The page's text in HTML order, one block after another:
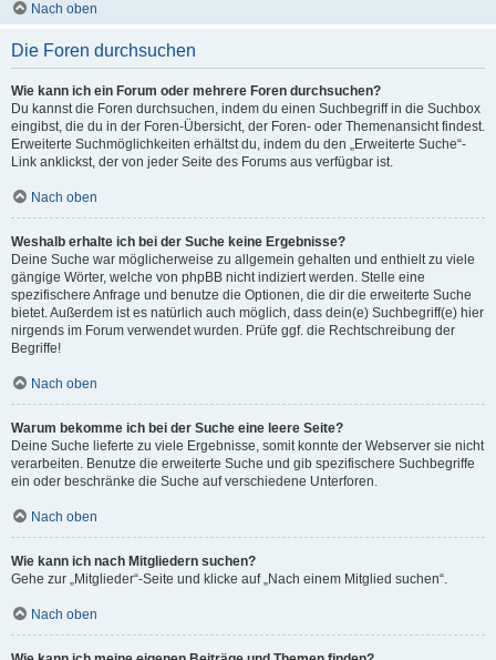
Nach oben
Die Foren durchsuchen
Wie kann ich ein Forum oder mehrere Foren durchsuchen?
Du kannst die Foren durchsuchen, indem du einen Suchbegriff in die Suchbox
eingibst, die du in der Foren-Übersicht, der Foren- oder Themenansicht findest.
Erweiterte Suchmöglichkeiten erhältst du, indem du den „Erweiterte Suche“-
Link anklickst, der von jeder Seite des Forums aus verfügbar ist.
Nach oben
Weshalb erhalte ich bei der Suche keine Ergebnisse?
Deine Suche war möglicherweise zu allgemein gehalten und enthielt zu viele
gängige Wörter, welche von phpBB nicht indiziert werden. Stelle eine
spezifischere Anfrage und benutze die Optionen, die dir die erweiterte Suche
bietet. Außerdem ist es natürlich auch möglich, dass dein(e) Suchbegriff(e) hier
nirgends im Forum verwendet wurden. Prüfe ggf. die Rechtschreibung der
Begriffe!
Nach oben
Warum bekomme ich bei der Suche eine leere Seite?
Deine Suche lieferte zu viele Ergebnisse, somit konnte der Webserver sie nicht
verarbeiten. Benutze die erweiterte Suche und gib spezifischere Suchbegriffe
ein oder beschränke die Suche auf verschiedene Unterforen.
Nach oben
Wie kann ich nach Mitgliedern suchen?
Gehe zur „Mitglieder“-Seite und klicke auf „Nach einem Mitglied suchen“.
Nach oben